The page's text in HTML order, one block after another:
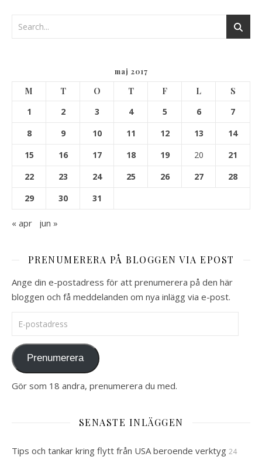
maj 2017
M T O T F L
S
1
2 3 4 5 6
7
8
9 10 11 12 13
14
15
16 17 18 19 20
21
22
23 24 25 26 27
28
29
30 31
« apr jun »
PRENUMERERA PÅ BLOGGEN VIA EPOST
Ange din e-postadress för att prenumerera på den här
bloggen och få meddelanden om nya inlägg via e-post.
E-postadress
Prenumerera
Gör som 18 andra, prenumerera du med.
SENASTE INLÄGGEN
Tips och tankar kring flytt från USA beroende verktyg 24